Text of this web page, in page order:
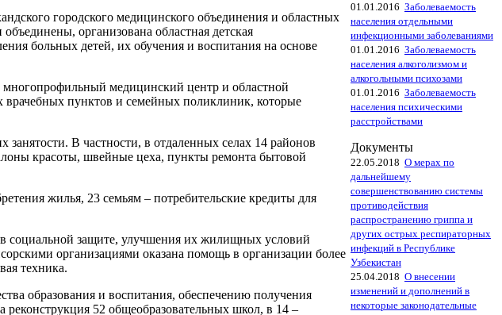
городского медицинского объединения и областных
организована областная детская
больных детей, их обучения и воспитания на основе
медицинский центр и областной
врачебных пунктов и семейных поликлиник, которые
В частности, в отдаленных селах 14 районов
красоты, швейные цеха, пункты ремонта бытовой
жилья, 23 семьям – потребительские кредиты для
социальной защите, улучшения их жилищных условий
организациями оказана помощь в организации более
техника.
образования и воспитания, обеспечению получения
52 общеобразовательных школ, в 14 –
01.01.2016 Заболеваемость
населения отдельными
инфекционными заболеваниями
01.01.2016 Заболеваемость
населения алкоголизмом и
алкогольными психозами
01.01.2016 Заболеваемость
населения психическими
расстройствами
Документы
22.05.2018 О мерах по
дальнейшему
совершенствованию системы
противодействия
распространению гриппа и
других острых респираторных
инфекций в Республике
Узбекистан
25.04.2018 О внесении
изменений и дополнений в
некоторые законодательные